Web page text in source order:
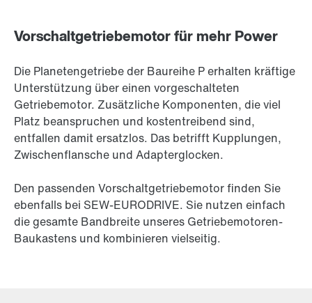
Vorschaltgetriebemotor für mehr Power
Die Planetengetriebe der Baureihe P erhalten kräftige
Unterstützung über einen vorgeschalteten
Getriebemotor. Zusätzliche Komponenten, die viel
Platz beanspruchen und kostentreibend sind,
entfallen damit ersatzlos. Das betrifft Kupplungen,
Zwischenflansche und Adapterglocken.
Den passenden Vorschaltgetriebemotor finden Sie
ebenfalls bei SEW-EURODRIVE. Sie nutzen einfach
die gesamte Bandbreite unseres Getriebemotoren-
Baukastens und kombinieren vielseitig.